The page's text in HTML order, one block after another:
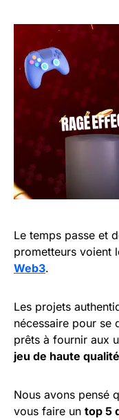
Le temps passe et
prometteurs voient
Web3.
Les projets
nécessaire pour se
prêts à fournir aux
jeu de haute qualité
Nous avons pensé
vous faire un top 5